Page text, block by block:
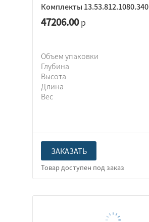
Комплекты 13.53.812.1080.340
47206.00р
Объем упаковки
Глубина
Высота
Длина
Вес
ЗАКАЗАТЬ